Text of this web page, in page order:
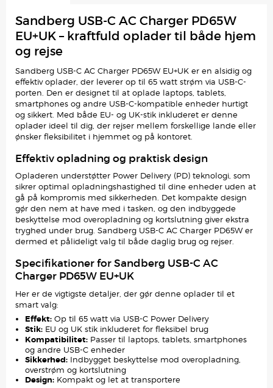
Sandberg USB-C AC Charger PD65W
EU+UK – kraftfuld oplader til både hjem
og rejse
Sandberg USB-C AC Charger PD65W EU+UK er en alsidig og
effektiv oplader, der leverer op til 65 watt strøm via USB-C-
porten. Den er designet til at oplade laptops, tablets,
smartphones og andre USB-C-kompatible enheder hurtigt
og sikkert. Med både EU- og UK-stik inkluderet er denne
oplader ideel til dig, der rejser mellem forskellige lande eller
ønsker fleksibilitet i hjemmet og på kontoret.
Effektiv opladning og praktisk design
Opladeren understøtter Power Delivery (PD) teknologi, som
sikrer optimal opladningshastighed til dine enheder uden at
gå på kompromis med sikkerheden. Det kompakte design
gør den nem at have med i tasken, og den indbyggede
beskyttelse mod overopladning og kortslutning giver ekstra
tryghed under brug. Sandberg USB-C AC Charger PD65W er
dermed et pålideligt valg til både daglig brug og rejser.
Specifikationer for Sandberg USB-C AC
Charger PD65W EU+UK
Her er de vigtigste detaljer, der gør denne oplader til et
smart valg:
Effekt: Op til 65 watt via USB-C Power Delivery
Stik: EU og UK stik inkluderet for fleksibel brug
Kompatibilitet: Passer til laptops, tablets, smartphones
og andre USB-C enheder
Sikkerhed: Indbygget beskyttelse mod overopladning,
overstrøm og kortslutning
Design: Kompakt og let at transportere